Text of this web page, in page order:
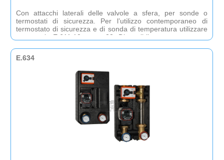
Con attacchi laterali delle valvole a sfera, per sonde o
termostati di sicurezza. Per l’utilizzo contemporaneo di
termostato di sicurezza e di sonda di temperatura utilizzare
accessorio E.611.10 a pag.23. Disponibile senza pompa o
impianto: 1”F. Attacchi lato collettore: 1½”M.
E.634